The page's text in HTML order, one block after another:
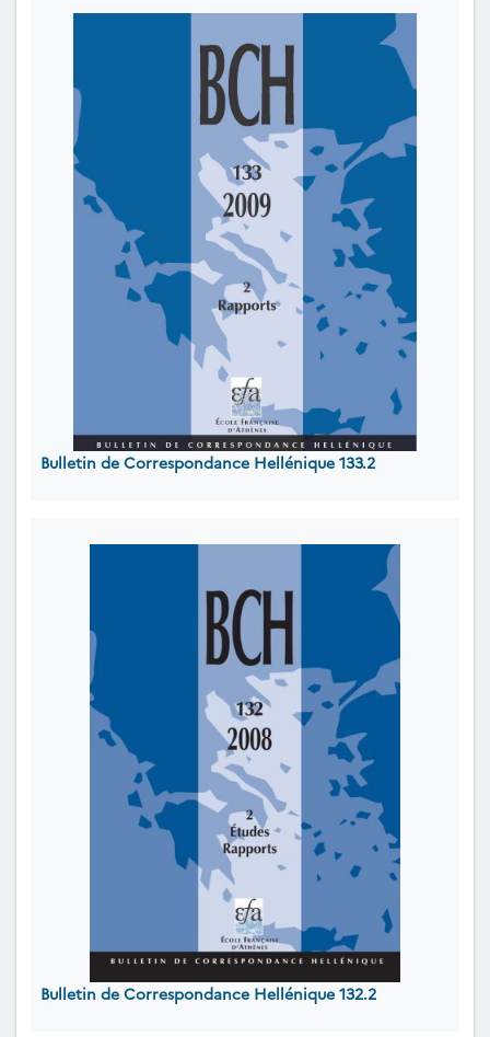
Bulletin de Correspondance Hellénique 133.2
Bulletin de Correspondance Hellénique 132.2